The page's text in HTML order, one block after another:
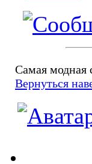
Самая модная
Вернуться